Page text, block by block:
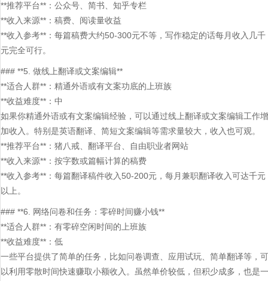
**推荐平台**：公众号、简书、知乎专栏
**收入来源**：稿费、阅读量收益
**收入参考**：每篇稿费大约50-300元不等，写作稳定的话每月收入几千
元完全可行。
### **5. 做线上翻译或文案编辑**
**适合人群**：精通外语或有文案功底的上班族
**收益难度**：中
如果你精通外语或有文案编辑经验，可以通过线上翻译或文案编辑工作增
加收入。特别是英语翻译、简短文案编辑等需求量较大，收入也可观。
**推荐平台**：猪八戒、翻译平台、自由职业者网站
**收入来源**：按字数或篇幅计算的稿费
**收入参考**：每篇翻译稿件收入50-200元，每月兼职翻译收入可达千元
以上。
### **6. 网络问卷和任务：零碎时间赚小钱**
**适合人群**：有零碎空闲时间的上班族
**收益难度**：低
一些平台提供了简单的任务，比如问卷调查、应用试玩、简单翻译等，可
以利用零散时间快速赚取小额收入。虽然单价较低，但积少成多，也是一